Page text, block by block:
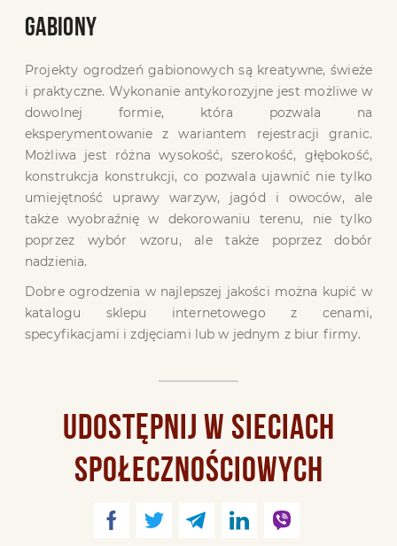
GABIONY
Projekty ogrodzeń gabionowych są kreatywne, świeże
i praktyczne. Wykonanie antykorozyjne jest możliwe w
dowolnej formie, która pozwala na
eksperymentowanie z wariantem rejestracji granic.
Możliwa jest różna wysokość, szerokość, głębokość,
konstrukcja konstrukcji, co pozwala ujawnić nie tylko
umiejętność uprawy warzyw, jagód i owoców, ale
także wyobraźnię w dekorowaniu terenu, nie tylko
poprzez wybór wzoru, ale także poprzez dobór
nadzienia.
Dobre ogrodzenia w najlepszej jakości można kupić w
katalogu sklepu internetowego z cenami,
specyfikacjami i zdjęciami lub w jednym z biur firmy.
UDOSTĘPNIJ W SIECIACH
SPOŁECZNOŚCIOWYCH